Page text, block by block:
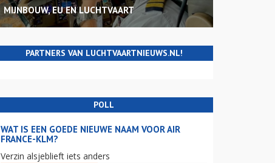
MIJNBOUW, EU EN LUCHTVAART
PARTNERS VAN LUCHTVAARTNIEUWS.NL!
POLL
WAT IS EEN GOEDE NIEUWE NAAM VOOR AIR
FRANCE-KLM?
Verzin alsjeblieft iets anders